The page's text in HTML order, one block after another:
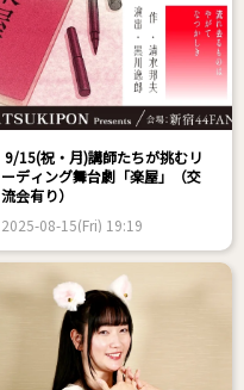
9/15(祝・月)講師たちが挑むリ
ーディング舞台劇「楽屋」（交
流会有り）
2025-08-15(Fri) 19:19